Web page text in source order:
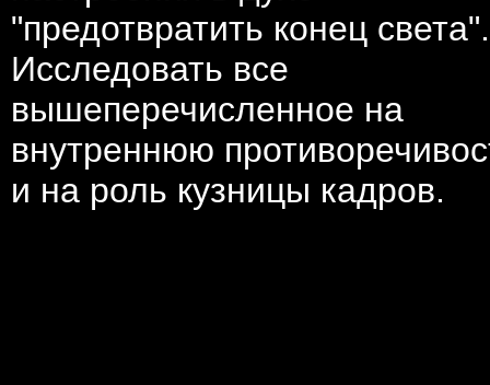
"предотвратить конец света".
Исследовать все
вышеперечисленное на
внутреннюю
и на роль кузницы кадров.